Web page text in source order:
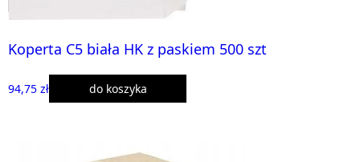
Koperta C5 biała HK z paskiem 500 szt
94,75 zł do koszyka